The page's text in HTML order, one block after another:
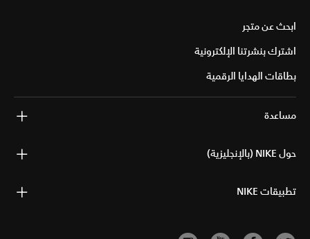
ابحث عن متجر
اشترك بنشرتنا الإلكترونية
بطاقات الهدايا الرقمية
مساعدة
حول NIKE (بالإنجليزية)
تطبيقات NIKE